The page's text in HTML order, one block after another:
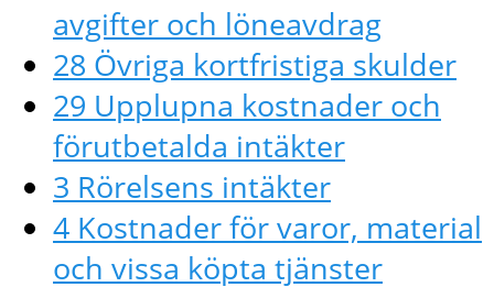
avgifter och löneavdrag
28 Övriga kortfristiga skulder
29 Upplupna kostnader och
förutbetalda intäkter
3 Rörelsens intäkter
4 Kostnader för varor, material
och vissa köpta tjänster